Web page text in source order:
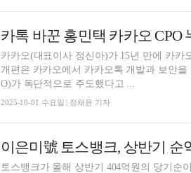
카톡 바꾼 홍민택 카카오 CPO
카카오(대표이사 정신아)가 15년 만에 카
개편은 카카오에서 카카오톡 개발과 보안
O)가 독단적으로 주도했다고 ...
2025-10-01 수요일 | 정채윤 기자
토스뱅크가 올해 상반기 404억원의 당기순